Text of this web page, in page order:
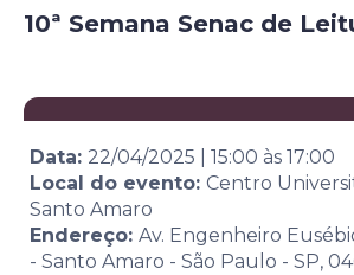
10ª Semana Senac de
Data: 22/04/2025 15:00 às 17:00
Local do evento: Centro
Santo Amaro
Endereço: Av. Engenheiro
- Santo Amaro - São Paulo - SP,